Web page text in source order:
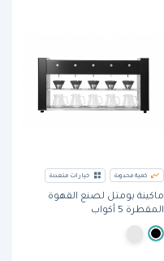
كمية محدودة خيارات متعددة
ماكينة بومتل لصنع القهوة
المقطرة 5 أكواب